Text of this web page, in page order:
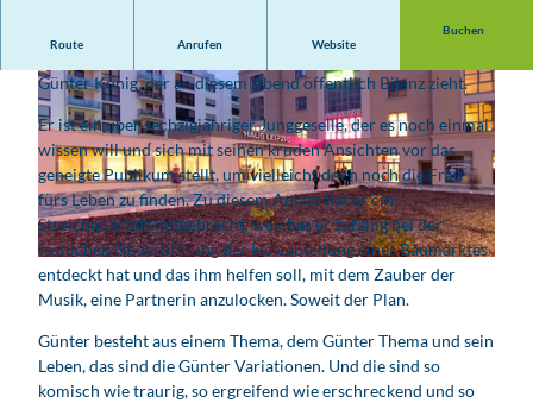
© Michael Ihle
© PR Haus Leipzig
Route Anrufen Website
Buchen
Günter König, der an diesem Abend öffentlich Bilanz zieht.
Er ist ein über sechzigjähriger Junggeselle, der es noch einmal
wissen will und sich mit seinen kruden Ansichten vor das
geneigte Publikum stellt, um vielleicht doch noch die Frau
fürs Leben zu finden. Zu diesem Anlass hat er ein
Streichquartett mitgebracht, welches er zufällig bei der
festlichen Neueröffnung der Holzabteilung eines Baumarktes
entdeckt hat und das ihm helfen soll, mit dem Zauber der
Musik, eine Partnerin anzulocken. Soweit der Plan.
Günter besteht aus einem Thema, dem Günter Thema und sein
Leben, das sind die Günter Variationen. Und die sind so
komisch wie traurig, so ergreifend wie erschreckend und so